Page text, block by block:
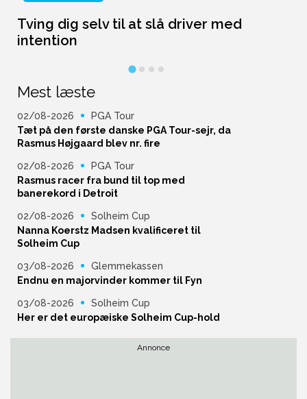
Tving dig selv til at slå driver med
intention
Mest læste
02/08-2026
PGA Tour
Tæt på den første danske PGA Tour-sejr, da
Rasmus Højgaard blev nr. fire
02/08-2026
PGA Tour
Rasmus racer fra bund til top med
banerekord i Detroit
02/08-2026
Solheim Cup
Nanna Koerstz Madsen kvalificeret til
Solheim Cup
03/08-2026
Glemmekassen
Endnu en majorvinder kommer til Fyn
03/08-2026
Solheim Cup
Her er det europæiske Solheim Cup-hold
Annonce